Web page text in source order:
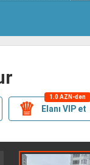
♕ Elanı VIP et
1.0 AZN-dən